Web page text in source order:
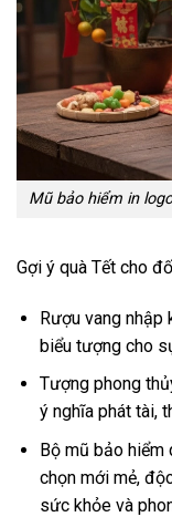
Mũ bảo hiểm in
Gợi ý quà Tết cho
Rượu vang nhập
biểu tượng cho
Tượng phong
ý nghĩa phát tài,
Bộ mũ bảo hiểm
chọn mới mẻ,
sức khỏe và